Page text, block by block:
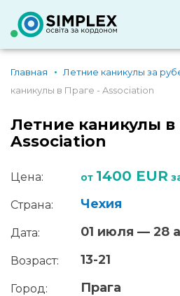
Главная Летние каникулы за
каникулы в Праге - Association
Летние каникулы в
Association
Цена: от 1400 EUR
Страна: Чехия
Дата: 01 июля — 28
Возраст: 13-21
Город: Прага